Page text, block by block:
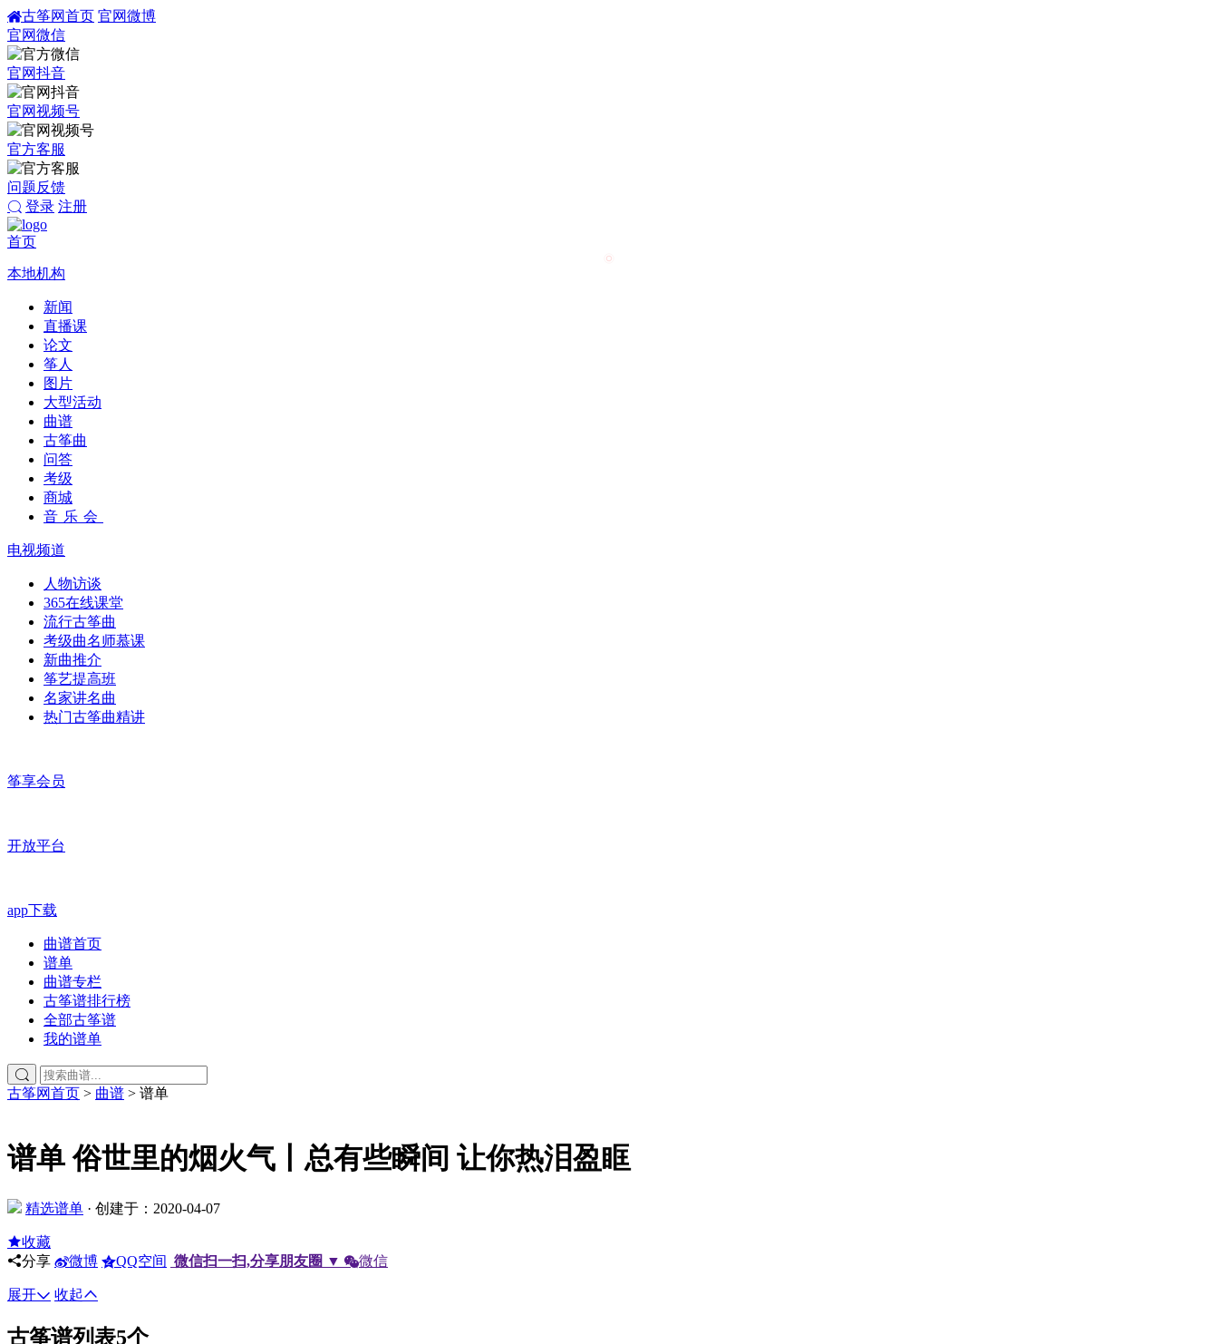
古筝网首页 官网微博
官网微信
官网抖音
官网视频号
官方客服
问题反馈
登录 注册
首页
本地机构
新闻
直播课
论文
筝人
图片
大型活动
曲谱
古筝曲
问答
考级
商城
音乐会
电视频道
人物访谈
365在线课堂
流行古筝曲
考级曲名师慕课
新曲推介
筝艺提高班
名家讲名曲
热门古筝曲精讲
筝享会员
开放平台
app下载
曲谱首页
谱单
曲谱专栏
古筝谱排行榜
全部古筝谱
我的谱单
古筝网首页 > 曲谱 > 谱单
谱单 俗世里的烟火气丨总有些瞬间 让你热泪盈眶
精选谱单 · 创建于：2020-04-07
收藏
分享
微博 QQ空间 微信扫一扫,分享朋友圈 ▼ 微信
展开 收起
古筝谱列表5个